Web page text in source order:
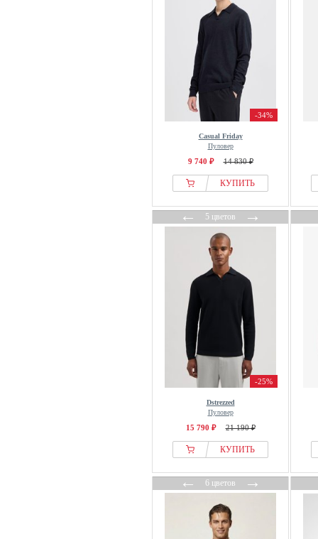
-34%
Casual Friday
Пуловер
9 740 ₽ 14 830 ₽
КУПИТЬ
←5 цветов→
-25%
Dstrezzed
Пуловер
15 790 ₽ 21 190 ₽
КУПИТЬ
←6 цветов→